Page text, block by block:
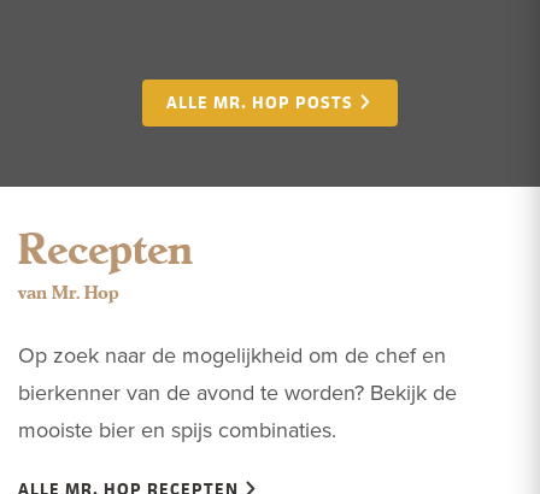
ALLE MR. HOP POSTS
Recepten
van Mr. Hop
Op zoek naar de mogelijkheid om de chef en
bierkenner van de avond te worden? Bekijk de
mooiste bier en spijs combinaties.
ALLE MR. HOP RECEPTEN